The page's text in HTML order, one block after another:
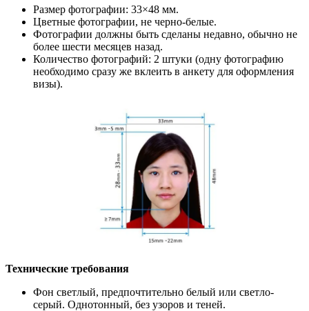
Размер фотографии: 33×48 мм.
Цветные фотографии, не черно-белые.
Фотографии должны быть сделаны недавно, обычно не
более шести месяцев назад.
Количество фотографий: 2 штуки (одну фотографию
необходимо сразу же вклеить в анкету для оформления
визы).
Технические требования
Фон светлый, предпочтительно белый или светло-
серый. Однотонный, без узоров и теней.